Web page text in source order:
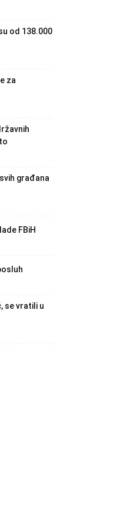
od 138.000
za
građana
FBiH
se vratili u